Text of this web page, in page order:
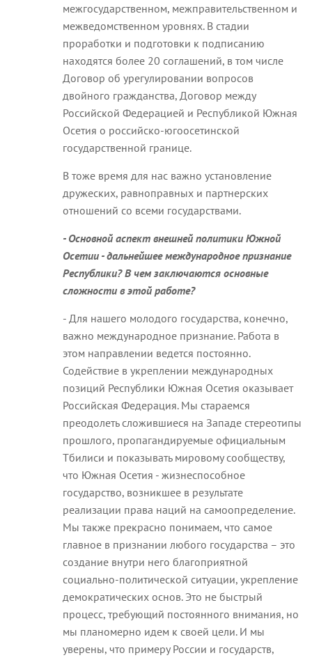
межгосударственном, межправительственном и
межведомственном уровнях. В стадии
проработки и подготовки к подписанию
находятся более 20 соглашений, в том числе
Договор об урегулировании вопросов
двойного гражданства, Договор между
Российской Федерацией и Республикой Южная
Осетия о российско-югоосетинской
государственной границе.
В тоже время для нас важно установление
дружеских, равноправных и партнерских
отношений со всеми государствами.
- Основной аспект внешней политики Южной
Осетии - дальнейшее международное признание
Республики? В чем заключаются основные
сложности в этой работе?
- Для нашего молодого государства, конечно,
важно международное признание. Работа в
этом направлении ведется постоянно.
Содействие в укреплении международных
позиций Республики Южная Осетия оказывает
Российская Федерация. Мы стараемся
преодолеть сложившиеся на Западе стереотипы
прошлого, пропагандируемые официальным
Тбилиси и показывать мировому сообществу,
что Южная Осетия - жизнеспособное
государство, возникшее в результате
реализации права наций на самоопределение.
Мы также прекрасно понимаем, что самое
главное в признании любого государства – это
создание внутри него благоприятной
социально-политической ситуации, укрепление
демократических основ. Это не быстрый
процесс, требующий постоянного внимания, но
мы планомерно идем к своей цели. И мы
уверены, что примеру России и государств,